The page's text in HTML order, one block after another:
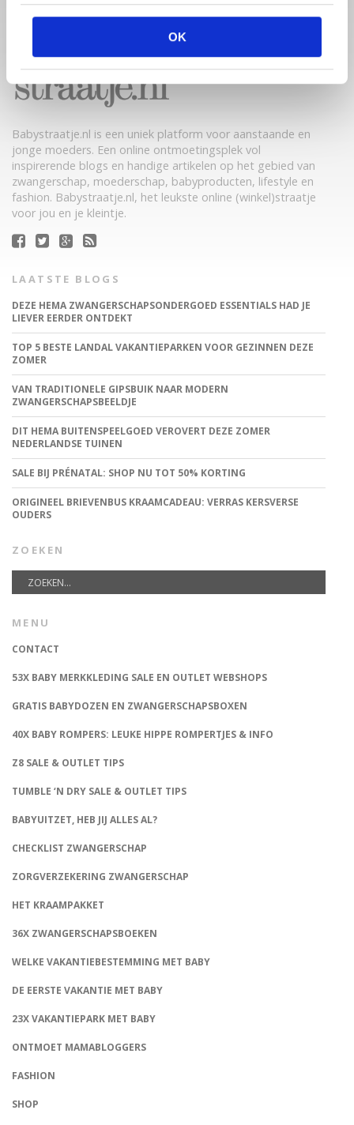
OK
Babystraatje.nl is een uniek platform voor aanstaande en
jonge moeders. Een online ontmoetingsplek vol
inspirerende blogs en handige artikelen op het gebied van
zwangerschap, moederschap, babyproducten, lifestyle en
fashion. Babystraatje.nl, het leukste online (winkel)straatje
voor jou en je kleintje.
LAATSTE BLOGS
DEZE HEMA ZWANGERSCHAPSONDERGOED ESSENTIALS HAD JE
LIEVER EERDER ONTDEKT
TOP 5 BESTE LANDAL VAKANTIEPARKEN VOOR GEZINNEN DEZE
ZOMER
VAN TRADITIONELE GIPSBUIK NAAR MODERN
ZWANGERSCHAPSBEELDJE
DIT HEMA BUITENSPEELGOED VEROVERT DEZE ZOMER
NEDERLANDSE TUINEN
SALE BIJ PRÉNATAL: SHOP NU TOT 50% KORTING
ORIGINEEL BRIEVENBUS KRAAMCADEAU: VERRAS KERSVERSE
OUDERS
ZOEKEN
MENU
CONTACT
53X BABY MERKKLEDING SALE EN OUTLET WEBSHOPS
GRATIS BABYDOZEN EN ZWANGERSCHAPSBOXEN
40X BABY ROMPERS: LEUKE HIPPE ROMPERTJES & INFO
Z8 SALE & OUTLET TIPS
TUMBLE ‘N DRY SALE & OUTLET TIPS
BABYUITZET, HEB JIJ ALLES AL?
CHECKLIST ZWANGERSCHAP
ZORGVERZEKERING ZWANGERSCHAP
HET KRAAMPAKKET
36X ZWANGERSCHAPSBOEKEN
WELKE VAKANTIEBESTEMMING MET BABY
DE EERSTE VAKANTIE MET BABY
23X VAKANTIEPARK MET BABY
ONTMOET MAMABLOGGERS
FASHION
SHOP